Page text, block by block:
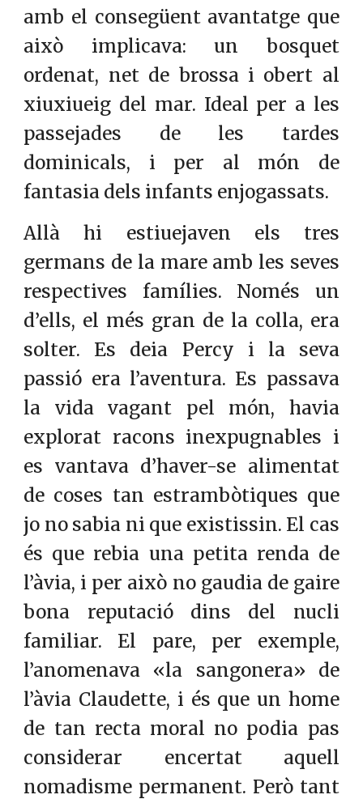
amb el consegüent avantatge que
això implicava: un bosquet
ordenat, net de brossa i obert al
xiuxiueig del mar. Ideal per a les
passejades de les tardes
dominicals, i per al món de
fantasia dels infants enjogassats.
Allà hi estiuejaven els tres
germans de la mare amb les seves
respectives famílies. Només un
d’ells, el més gran de la colla, era
solter. Es deia Percy i la seva
passió era l’aventura. Es passava
la vida vagant pel món, havia
explorat racons inexpugnables i
es vantava d’haver-se alimentat
de coses tan estrambòtiques que
jo no sabia ni que existissin. El cas
és que rebia una petita renda de
l’àvia, i per això no gaudia de gaire
bona reputació dins del nucli
familiar. El pare, per exemple,
l’anomenava «la sangonera» de
l’àvia Claudette, i és que un home
de tan recta moral no podia pas
considerar encertat aquell
nomadisme permanent. Però tant